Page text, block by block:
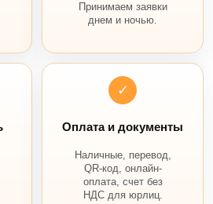
Принимаем заявки
днем и ночью.
✓
Оплата и документы
Наличные, перевод,
QR-код, онлайн-
оплата, счет без
НДС для юрлиц.